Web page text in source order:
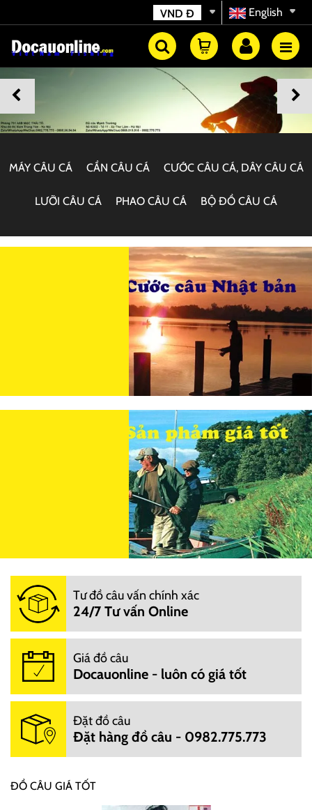
English
VND Đ
MÁY CÂU CÁ CẦN CÂU CÁ CƯỚC CÂU CÁ, DÂY CÂU CÁ
LƯỠI CÂU CÁ PHAO CÂU CÁ BỘ ĐỒ CÂU CÁ
Tư đồ câu vấn chính xác
24/7 Tư vấn Online
Giá đồ câu
Docauonline - luôn có giá tốt
Đặt đồ câu
Đặt hàng đồ câu - 0982.775.773
ĐỒ CÂU GIÁ TỐT